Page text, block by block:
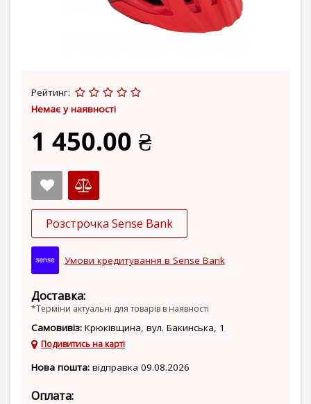
Немає у наявності
Рейтинг:
1 450.00 ₴
Розстрочка Sense Bank
Умови кредитування в Sense Bank
Доставка:
*Терміни актуальні для товарів в наявності
Самовивіз: Крюківщина, вул. Бакинська, 1
Подивитись на карті
Нова пошта: відправка 09.08.2026
Оплата: